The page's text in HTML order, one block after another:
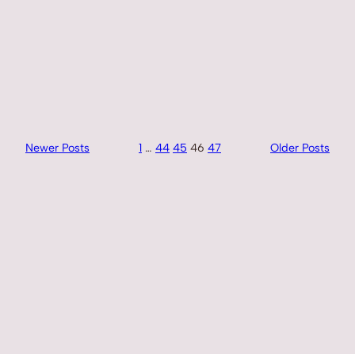
Newer Posts 1 … 44 45 46 47 Older Posts